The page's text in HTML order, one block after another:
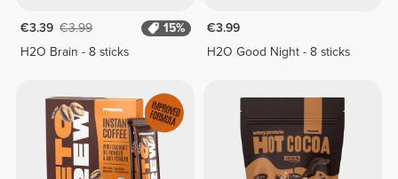
€3.39 €3.99
15%
H2O Brain - 8 sticks
€3.99
H2O Good Night - 8 sticks